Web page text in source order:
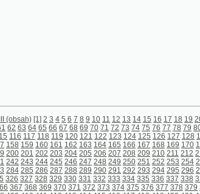
204 205 206 207 208 209 210 211 212 213 214 215 216 217
246 247 248 249 250 251 252 253 254 255 256 257 258 259
288 289 290 291 292 293 294 295 296 297 298 299 300 301
330 331 332 333 334 335 336 337 338 339 340 341 342 243
370 371 372 373 374 375 376 377 378 379 380 381 382 383 384
413 414 415 416 417 418 419 420 421 422 423 424 425 426
455 456 457 458 459 460 461 462 463 464 465 466 467 468
497 498 499 500 501 502 503 504 505 506 507 508 509 510
539 540 541 542 543 544 545 546 547 548 549 550 551 552
583 584 585 586 587 588 589 590 591 592 593 594 595 596
625 626 627 628 629 630 631 632 633 634 635 636 637 638